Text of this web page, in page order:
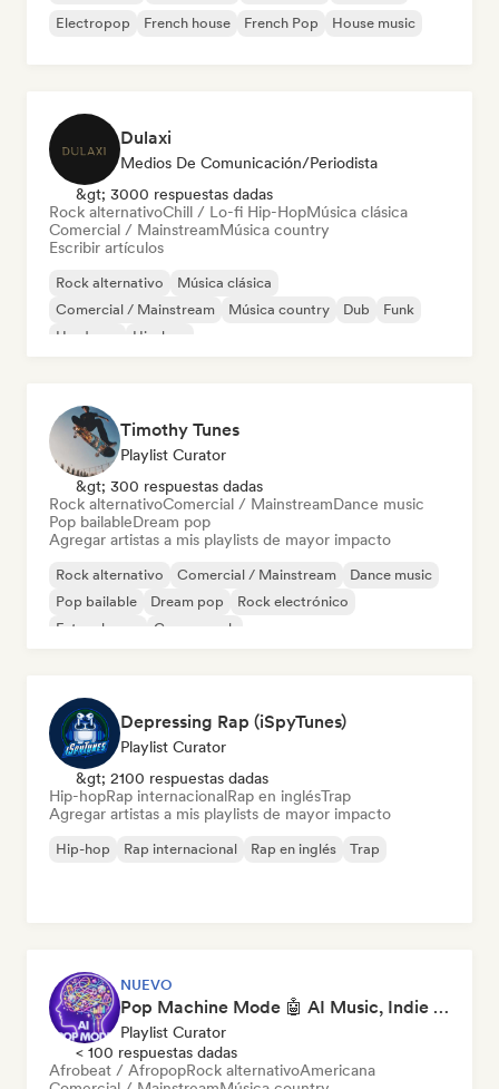
Electropop
French house French Pop House music
Dulaxi
Medios De Comunicación/Periodista
&gt; 3000 respuestas dadas
Rock alternativoChill / Lo-fi Hip-HopMúsica clásica
Comercial / MainstreamMúsica country
Escribir artículos
Rock alternativo
Música clásica
Comercial / Mainstream
Música country Dub
Funk
Hardcore
Hip-hop
Timothy Tunes
Playlist Curator
&gt; 300 respuestas dadas
Rock alternativoComercial / MainstreamDance music
Pop bailableDream pop
Agregar artistas a mis playlists de mayor impacto
Rock alternativo Comercial / Mainstream
Dance music
Pop bailable
Dream pop
Rock electrónico
Future house
Garage rock
Depressing Rap (iSpyTunes)
Playlist Curator
&gt; 2100 respuestas dadas
Hip-hopRap internacionalRap en inglésTrap
Agregar artistas a mis playlists de mayor impacto
Hip-hop Rap internacional Rap en inglés Trap
NUEVO
Pop Machine Mode 🤖 AI Music, Indie Pop & Dream Pop
Playlist Curator
< 100 respuestas dadas
Afrobeat / AfropopRock alternativoAmericana